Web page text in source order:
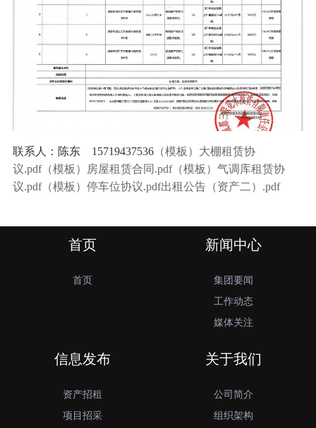
联系人：陈东 15719437536 （模板）大棚租赁协
议.pdf（模板）房屋租赁合同.pdf（模板）气调库租赁协
议.pdf（模板）停车位协议.pdf出租公告（资产二）.pdf
首页
首页
新闻中心
集团要闻
工作动态
媒体关注
信息发布
资产招租
项目招采
关于我们
公司简介
组织架构